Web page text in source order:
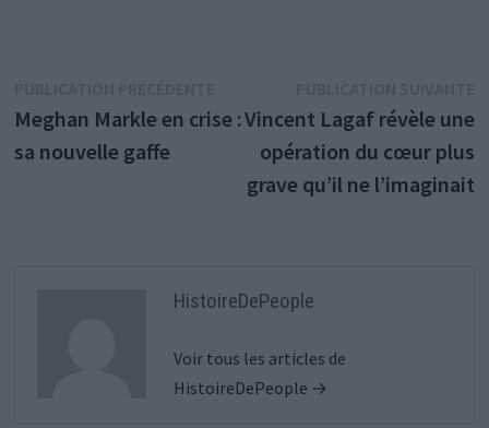
de
précédente :
Meghan Markle en crise :
sa nouvelle gaffe
Vincent Lagaf révèle une
opération du cœur plus
grave qu’il ne l’imaginait
HistoireDePeople
Voir tous les articles de
HistoireDePeople →